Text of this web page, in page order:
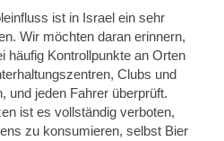
ist in Israel ein sehr
Wir möchten daran erinnern,
häufig Kontrollpunkte an Orten
Clubs und
und jeden Fahrer überprüft.
ist es vollständig verboten,
zu konsumieren, selbst Bier